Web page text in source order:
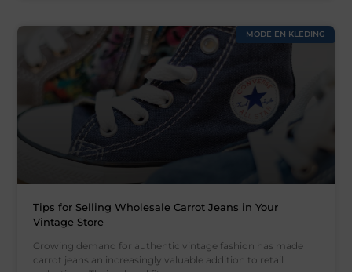
MODE EN KLEDING
Tips for Selling Wholesale Carrot Jeans in Your
Vintage Store
Growing demand for authentic vintage fashion has made
carrot jeans an increasingly valuable addition to retail